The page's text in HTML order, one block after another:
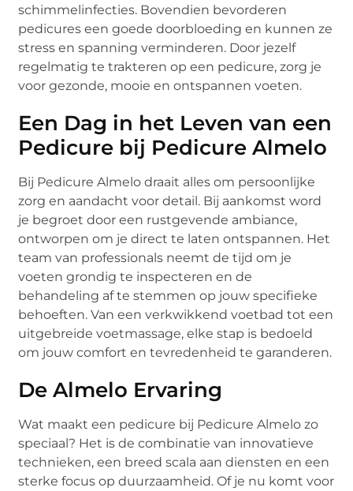
schimmelinfecties. Bovendien bevorderen
pedicures een goede doorbloeding en kunnen ze
stress en spanning verminderen. Door jezelf
regelmatig te trakteren op een pedicure, zorg je
voor gezonde, mooie en ontspannen voeten.
Een Dag in het Leven van een
Pedicure bij Pedicure Almelo
Bij Pedicure Almelo draait alles om persoonlijke
zorg en aandacht voor detail. Bij aankomst word
je begroet door een rustgevende ambiance,
ontworpen om je direct te laten ontspannen. Het
team van professionals neemt de tijd om je
voeten grondig te inspecteren en de
behandeling af te stemmen op jouw specifieke
behoeften. Van een verkwikkend voetbad tot een
uitgebreide voetmassage, elke stap is bedoeld
om jouw comfort en tevredenheid te garanderen.
De Almelo Ervaring
Wat maakt een pedicure bij Pedicure Almelo zo
speciaal? Het is de combinatie van innovatieve
technieken, een breed scala aan diensten en een
sterke focus op duurzaamheid. Of je nu komt voor